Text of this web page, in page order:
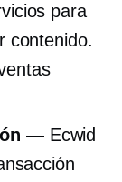
para
contenido.
— Ecwid